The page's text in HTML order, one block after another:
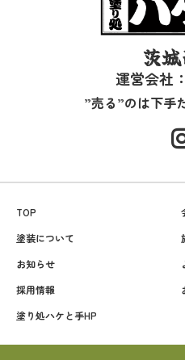
茨
運営会社
”売る”のは下手
TOP
塗装について
お知らせ
採用情報
塗り処ハケと手HP